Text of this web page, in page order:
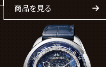
商品を見る